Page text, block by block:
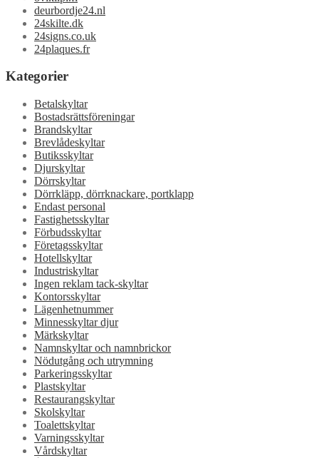
deurbordje24.nl
24skilte.dk
24signs.co.uk
24plaques.fr
Kategorier
Betalskyltar
Bostadsrättsföreningar
Brandskyltar
Brevlådeskyltar
Butiksskyltar
Djurskyltar
Dörrskyltar
Dörrkläpp, dörrknackare, portklapp
Endast personal
Fastighetsskyltar
Förbudsskyltar
Företagsskyltar
Hotellskyltar
Industriskyltar
Ingen reklam tack-skyltar
Kontorsskyltar
Lägenhetnummer
Minnesskyltar djur
Märkskyltar
Namnskyltar och namnbrickor
Nödutgång och utrymning
Parkeringsskyltar
Plastskyltar
Restaurangskyltar
Skolskyltar
Toalettskyltar
Varningsskyltar
Vårdskyltar